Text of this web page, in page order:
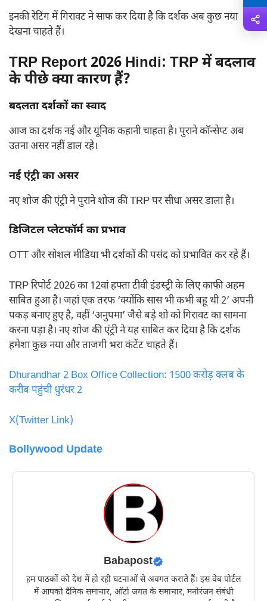
इनकी रेटिंग में गिरावट ने साफ कर दिया है कि दर्शक अब कुछ नया
देखना चाहते हैं।
TRP Report 2026 Hindi: TRP में बदलाव
के पीछे क्या कारण हैं?
बदलता दर्शकों का स्वाद
आज का दर्शक नई और यूनिक कहानी चाहता है। पुराने कॉन्सेप्ट अब
उतना असर नहीं डाल रहे।
नई एंट्री का असर
नए शोज की एंट्री ने पुराने शोज की TRP पर सीधा असर डाला है।
डिजिटल प्लेटफॉर्म का प्रभाव
OTT और सोशल मीडिया भी दर्शकों की पसंद को प्रभावित कर रहे हैं।
TRP रिपोर्ट 2026 का 12वां हफ्ता टीवी इंडस्ट्री के लिए काफी अहम
साबित हुआ है। जहां एक तरफ ‘क्योंकि सास भी कभी बहू थी 2’ अपनी
पकड़ बनाए हुए है, वहीं ‘अनुपमा’ जैसे बड़े शो को गिरावट का सामना
करना पड़ा है। नए शोज की एंट्री ने यह साबित कर दिया है कि दर्शक
हमेशा कुछ नया और ताजगी भरा कंटेंट चाहते हैं।
Dhurandhar 2 Box Office Collection: 1500 करोड़ क्लब के
करीब पहुंची धुरंधर 2
X(Twitter Link)
Bollywood Update
Babapost
हम पाठकों को देश में हो रही घटनाओं से अवगत कराते हैं। इस वेब पोर्टल
में आपको दैनिक समाचार, ऑटो जगत के समाचार, मनोरंजन संबंधी